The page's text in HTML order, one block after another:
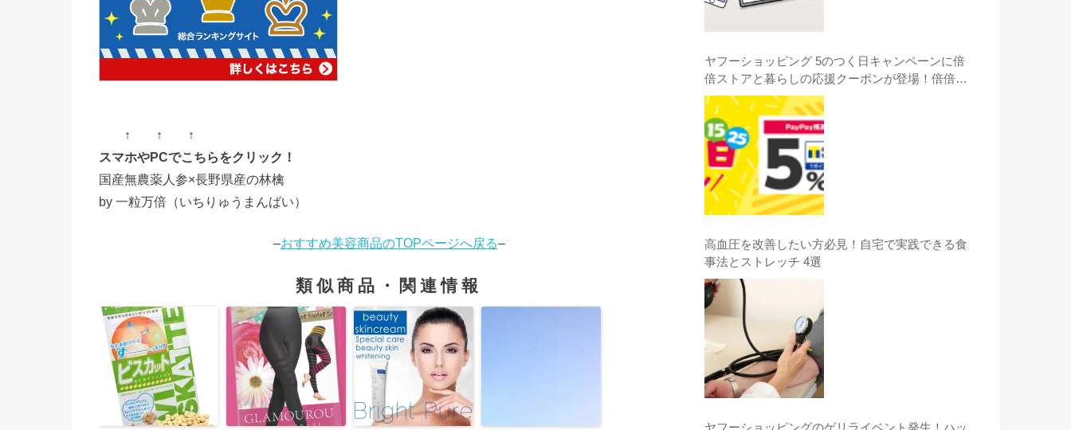
↑ ↑ ↑
スマホやPCでこちらをクリック！
国産無農薬人参×長野県産の林檎
by 一粒万倍（いちりゅうまんばい）
–おすすめ美容商品のTOPページへ戻る–
類似商品・関連情報
ヤフーショッピング 5のつく日キャンペーンに倍
倍ストアと暮らしの応援クーポンが登場！倍倍ス
トアのコジマのGOPRO HERO8がオススメ！
高血圧を改善したい方必見！自宅で実践できる食
事法とストレッチ 4選